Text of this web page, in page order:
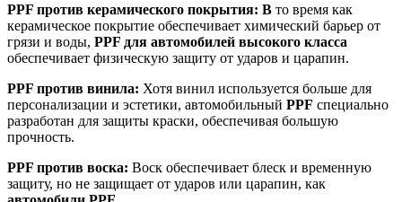
PPF против керамического покрытия: В то время как
керамическое покрытие обеспечивает химический барьер от
грязи и воды, PPF для автомобилей высокого класса
обеспечивает физическую защиту от ударов и царапин.
PPF против винила: Хотя винил используется больше для
персонализации и эстетики, автомобильный PPF специально
разработан для защиты краски, обеспечивая большую
прочность.
PPF против воска: Воск обеспечивает блеск и временную
защиту, но не защищает от ударов или царапин, как